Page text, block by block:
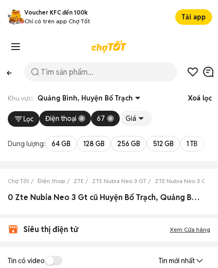
Voucher KFC đến 100k
Chỉ có trên app Chợ Tốt
Tải app
Khu vực: Quảng Bình, Huyện Bố Trạch Xoá lọc
Lọc Điện thoại 67 Giá
Dung lượng: 64 GB 128 GB 256 GB 512 GB 1 TB
Chợ Tốt Điện thoại ZTE ZTE Nubia Neo 3 GT ZTE Nubia Neo 3 GT
0 Zte Nubia Neo 3 Gt cũ Huyện Bố Trạch, Quảng Bình đẹp
Siêu thị điện tử Xem Cửa hàng
Tin có video Tin mới nhất